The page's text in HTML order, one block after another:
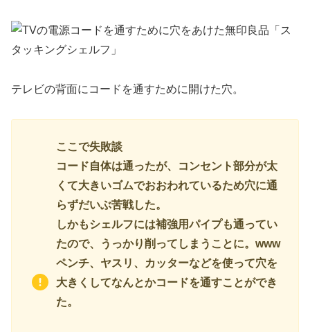
テレビの背面にコードを通すために開けた穴。
ここで失敗談
コード自体は通ったが、コンセント部分が太
くて大きいゴムでおおわれているため穴に通
らずだいぶ苦戦した。
しかもシェルフには補強用パイプも通ってい
たので、うっかり削ってしまうことに。www
ペンチ、ヤスリ、カッターなどを使って穴を
大きくしてなんとかコードを通すことができ
た。